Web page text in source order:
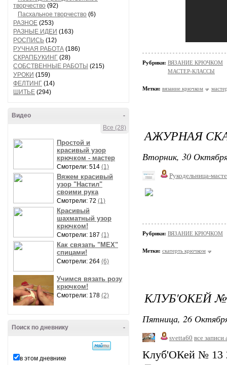
творчество (92)
Пасхальное творчество (6)
РАЗНОЕ (253)
РАЗНЫЕ ИДЕИ (163)
РОСПИСЬ (12)
РУЧНАЯ РАБОТА (186)
СКРАПБУКИНГ (28)
СОБСТВЕННЫЕ РАБОТЫ (215)
УРОКИ (159)
ФЕЛТИНГ (14)
ШИТЬЕ (294)
-
Видео
Все (28)
Простой и
красивый узор
крючком - мастер
Смотрели: 514 (1)
Вяжем красивый
узор "Настил"
своими рука
Смотрели: 72 (1)
Красивый
шахматный узор
крючком!
Смотрели: 187 (1)
Как связать "МЕХ"
спицами!
Смотрели: 264 (6)
Учимся вязать розу
крючком!
Смотрели: 178 (2)
-
Поиск по дневнику
в этом дневнике
Рубрики: ВЯЗАНИЕ КРЮЧКОМ
МАСТЕР-КЛАССЫ
Метки: вязание крючком
АЖУРНАЯ
Вторник, 30
Рукодельница-
Рубрики: ВЯЗАНИЕ КРЮЧКОМ
Метки: скатерть крючком
КЛУБ'ОКЕЙ №
Пятница, 26
svetta60 все записи
Клуб'ОКей № 13